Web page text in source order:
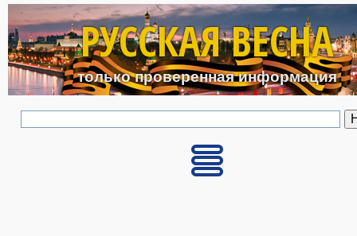
Перейти к основному
РУССКАЯ ВЕСНА
только проверенная информация